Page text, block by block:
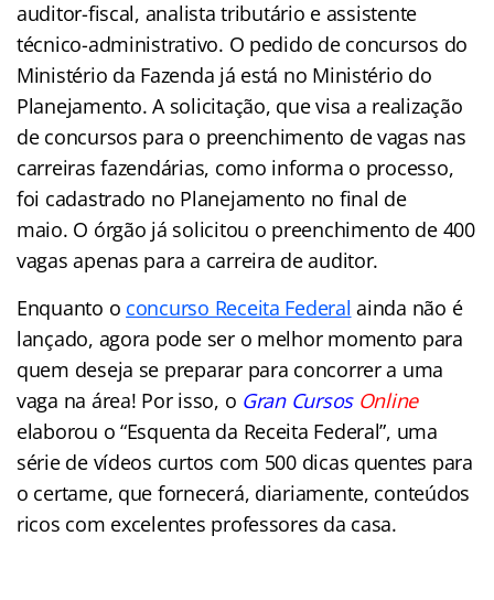
auditor-fiscal, analista tributário e assistente
técnico-administrativo. O pedido de concursos do
Ministério da Fazenda já está no Ministério do
Planejamento. A solicitação, que visa a realização
de concursos para o preenchimento de vagas nas
carreiras fazendárias, como informa o processo,
foi cadastrado no Planejamento no final de
maio. O órgão já solicitou o preenchimento de 400
vagas apenas para a carreira de auditor.
Enquanto o concurso Receita Federal ainda não é
lançado, agora pode ser o melhor momento para
quem deseja se preparar para concorrer a uma
vaga na área! Por isso, o Gran Cursos Online
elaborou o “Esquenta da Receita Federal”, uma
série de vídeos curtos com 500 dicas quentes para
o certame, que fornecerá, diariamente, conteúdos
ricos com excelentes professores da casa.